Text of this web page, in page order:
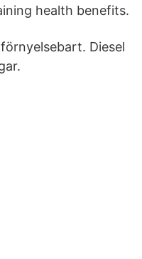
health benefits.
Diesel